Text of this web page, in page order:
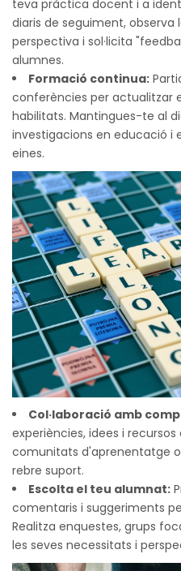
teva pràctica docent i a
diaris de seguiment, observa
perspectiva i sol·licita
alumnes.
Formació continua:
conferències per actualitzar
habilitats. Mantingues-te al
investigacions en educació i
eines.
Col·laboració amb
experiències, idees i
comunitats d'aprenentatge
rebre suport.
Escolta el teu alumnat:
comentaris i suggeriments
Realitza enquestes, grups
les seves necessitats i